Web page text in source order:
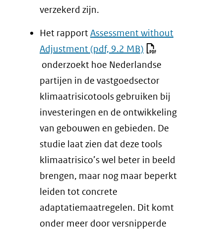
andere
verzekerd zijn.
Het rapportAssessment without
Adjustment (pdf, 9.2 MB)
onderzoekt hoe Nederlandse
partijen in de vastgoedsector
klimaatrisicotools gebruiken bij
investeringen en de ontwikkeling
van gebouwen en gebieden. De
studie laat zien dat deze tools
klimaatrisico’s wel beter in beeld
brengen, maar nog maar beperkt
leiden tot concrete
adaptatiemaatregelen. Dit komt
onder meer door versnipperde